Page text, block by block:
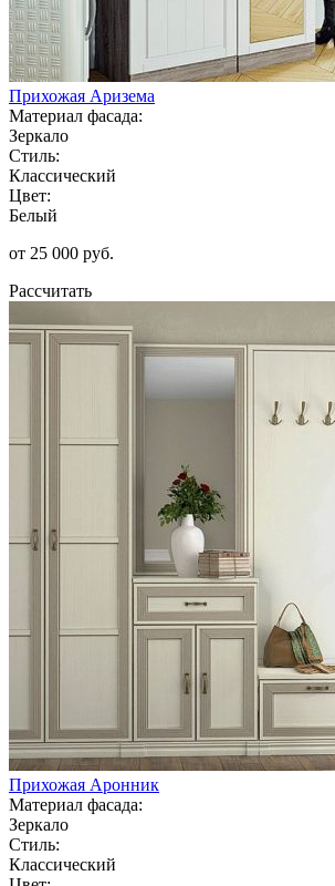
Прихожая Аризема
Материал фасада:
Зеркало
Стиль:
Классический
Цвет:
Белый
от 25 000 руб.
Рассчитать
Прихожая Аронник
Материал фасада:
Зеркало
Стиль:
Классический